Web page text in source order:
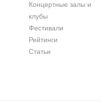
Концертные залы и
клубы
Фестивали
Рейтинги
Статьи